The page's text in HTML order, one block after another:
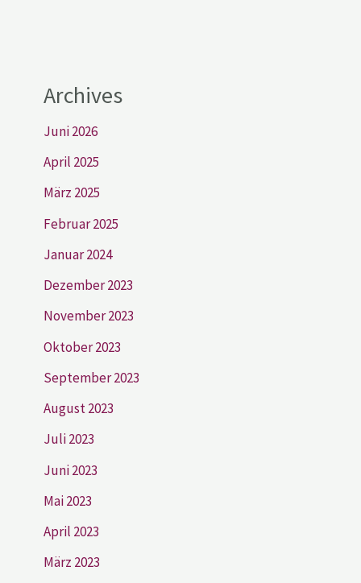
Archives
Juni 2026
April 2025
März 2025
Februar 2025
Januar 2024
Dezember 2023
November 2023
Oktober 2023
September 2023
August 2023
Juli 2023
Juni 2023
Mai 2023
April 2023
März 2023